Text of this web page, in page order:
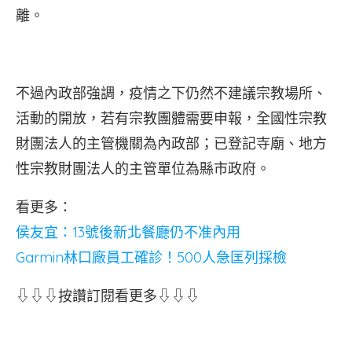
離。
不過內政部強調，疫情之下仍然不建議宗教場所、
活動的開放，若有宗教團體需要申報，全國性宗教
財團法人的主管機關為內政部；已登記寺廟、地方
性宗教財團法人的主管單位為縣市政府。
看更多：
侯友宜：13號後新北餐廳仍不准內用
Garmin林口廠員工確診！500人急匡列採檢
⇩⇩⇩按讚訂閱看更多⇩⇩⇩